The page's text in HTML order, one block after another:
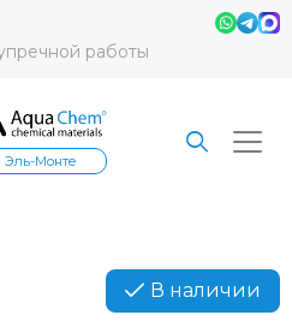
работы
Эль-Монте
В наличии